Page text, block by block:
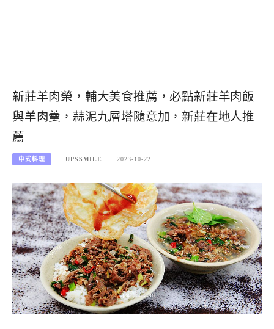
新莊羊肉榮，輔大美食推薦，必點新莊羊肉飯
與羊肉羹，蒜泥九層塔隨意加，新莊在地人推
薦
中式料理 UPSSMILE 2023-10-22